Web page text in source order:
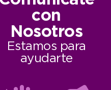
con
Nosotros
Estamos para
ayudarte